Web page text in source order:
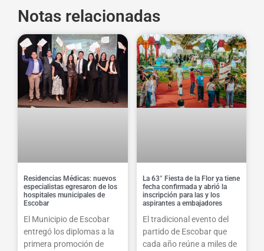
Notas relacionadas
Residencias Médicas: nuevos
especialistas egresaron de los
hospitales municipales de
Escobar
El Municipio de Escobar
entregó los diplomas a la
primera promoción de
La 63° Fiesta de la Flor ya tiene
fecha confirmada y abrió la
inscripción para las y los
aspirantes a embajadores
El tradicional evento del
partido de Escobar que
cada año reúne a miles de